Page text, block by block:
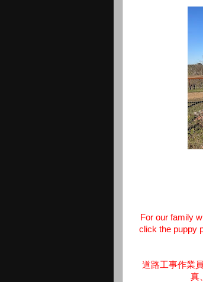
For our family
click the puppy
道路工事作業
真